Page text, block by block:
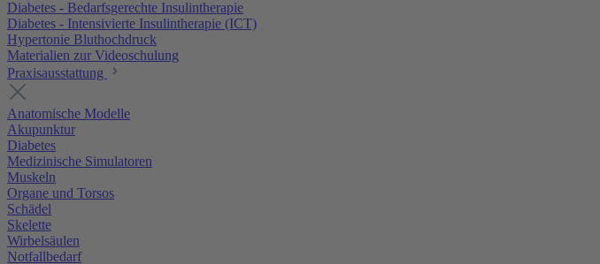
Diabetes - Bedarfsgerechte Insulintherapie
Diabetes - Intensivierte Insulintherapie (ICT)
Hypertonie Bluthochdruck
Materialien zur Videoschulung
Praxisausstattung
Anatomische Modelle
Akupunktur
Diabetes
Medizinische Simulatoren
Muskeln
Organe und Torsos
Schädel
Skelette
Wirbelsäulen
Notfallbedarf